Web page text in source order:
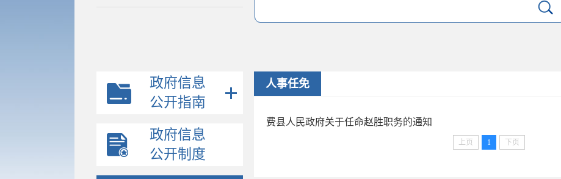
政府信息
公开指南
政府信息
公开制度
人事任免
费县人民政府关于任命赵胜职务的通知
上页 1 下页